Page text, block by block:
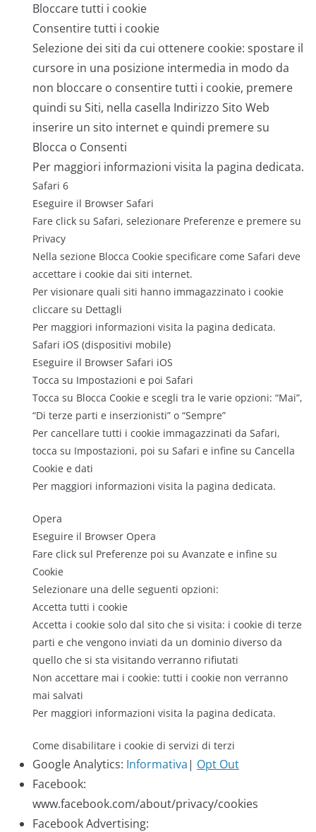
Bloccare tutti i cookie
Consentire tutti i cookie
Selezione dei siti da cui ottenere cookie: spostare il
cursore in una posizione intermedia in modo da
non bloccare o consentire tutti i cookie, premere
quindi su Siti, nella casella Indirizzo Sito Web
inserire un sito internet e quindi premere su
Blocca o Consenti
Per maggiori informazioni visita la pagina dedicata.
Safari 6
Eseguire il Browser Safari
Fare click su Safari, selezionare Preferenze e premere su
Privacy
Nella sezione Blocca Cookie specificare come Safari deve
accettare i cookie dai siti internet.
Per visionare quali siti hanno immagazzinato i cookie
cliccare su Dettagli
Per maggiori informazioni visita la pagina dedicata.
Safari iOS (dispositivi mobile)
Eseguire il Browser Safari iOS
Tocca su Impostazioni e poi Safari
Tocca su Blocca Cookie e scegli tra le varie opzioni: “Mai”,
“Di terze parti e inserzionisti” o “Sempre”
Per cancellare tutti i cookie immagazzinati da Safari,
tocca su Impostazioni, poi su Safari e infine su Cancella
Cookie e dati
Per maggiori informazioni visita la pagina dedicata.
Opera
Eseguire il Browser Opera
Fare click sul Preferenze poi su Avanzate e infine su
Cookie
Selezionare una delle seguenti opzioni:
Accetta tutti i cookie
Accetta i cookie solo dal sito che si visita: i cookie di terze
parti e che vengono inviati da un dominio diverso da
quello che si sta visitando verranno rifiutati
Non accettare mai i cookie: tutti i cookie non verranno
mai salvati
Per maggiori informazioni visita la pagina dedicata.
Come disabilitare i cookie di servizi di terzi
Google Analytics: Informativa| Opt Out
Facebook:
www.facebook.com/about/privacy/cookies
Facebook Advertising: